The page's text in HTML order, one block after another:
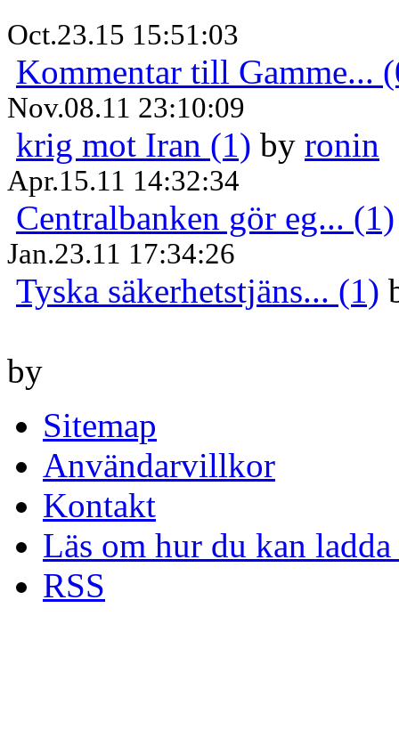
Oct.23.15 15:51:03
Kommentar till Gamme...
Nov.08.11 23:10:09
krig mot Iran (1) by ronin
Apr.15.11 14:32:34
Centralbanken gör eg... (1)
Jan.23.11 17:34:26
Tyska säkerhetstjäns... (1)
by
Sitemap
Användarvillkor
Kontakt
Läs om hur du kan
RSS